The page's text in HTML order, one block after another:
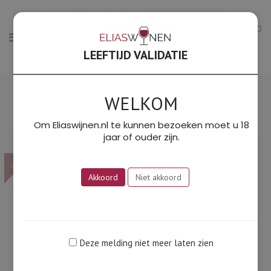
0
laag
Filter
SORTEER OP PRIJS: LAAG NAAR HOOG
OP!
LEEFTIJD VALIDATIE
WELKOM
Om Eliaswijnen.nl te kunnen bezoeken moet u 18
jaar of ouder zijn.
Akkoord Niet akkoord
Deze melding niet meer laten zien